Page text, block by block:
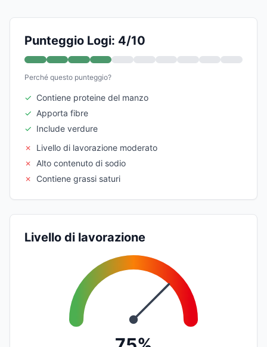
Punteggio Logi: 4/10
Perché questo punteggio?
✓ Contiene proteine del manzo
✓ Apporta fibre
✓ Include verdure
✗
Livello di lavorazione moderato
✗
Alto contenuto di sodio
✗
Contiene grassi saturi
Livello di lavorazione